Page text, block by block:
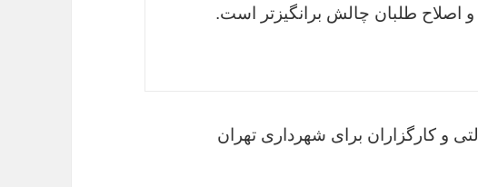
اصلاح طلبان چالش برانگیزتر است.
و کارگزاران برای شهرداری تهران